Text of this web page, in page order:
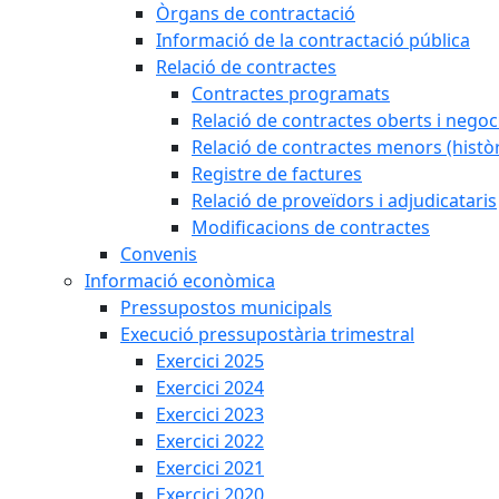
Òrgans de contractació
Informació de la contractació pública
Relació de contractes
Contractes programats
Relació de contractes oberts i
Relació de contractes menors
Registre de factures
Relació de proveïdors i adjudicataris
Modificacions de contractes
Convenis
Informació econòmica
Pressupostos municipals
Execució pressupostària trimestral
Exercici 2025
Exercici 2024
Exercici 2023
Exercici 2022
Exercici 2021